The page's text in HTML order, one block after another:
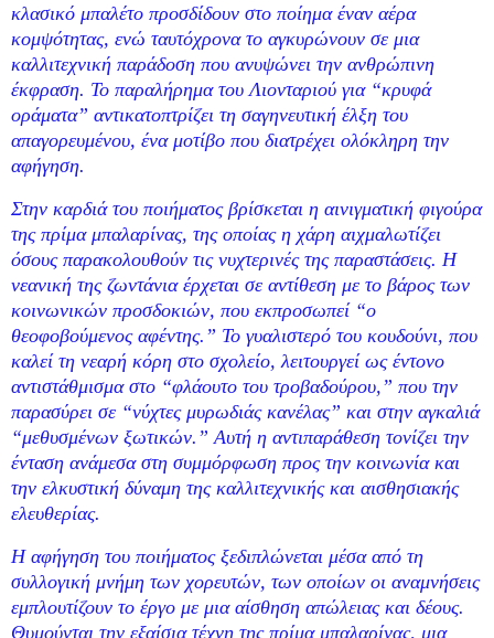
κλασικό μπαλέτο προσδίδουν στο ποίημα έναν αέρα
κομψότητας, ενώ ταυτόχρονα το αγκυρώνουν σε μια
καλλιτεχνική παράδοση που ανυψώνει την ανθρώπινη
έκφραση. Το παραλήρημα του Λιονταριού για “κρυφά
οράματα” αντικατοπτρίζει τη σαγηνευτική έλξη του
απαγορευμένου, ένα μοτίβο που διατρέχει ολόκληρη την
αφήγηση.
Στην καρδιά του ποιήματος βρίσκεται η αινιγματική φιγούρα
της πρίμα μπαλαρίνας, της οποίας η χάρη αιχμαλωτίζει
όσους παρακολουθούν τις νυχτερινές της παραστάσεις. Η
νεανική της ζωντάνια έρχεται σε αντίθεση με το βάρος των
κοινωνικών προσδοκιών, που εκπροσωπεί “ο
θεοφοβούμενος αφέντης.” Το γυαλιστερό του κουδούνι, που
καλεί τη νεαρή κόρη στο σχολείο, λειτουργεί ως έντονο
αντιστάθμισμα στο “φλάουτο του τροβαδούρου,” που την
παρασύρει σε “νύχτες μυρωδιάς κανέλας” και στην αγκαλιά
“μεθυσμένων ξωτικών.” Αυτή η αντιπαράθεση τονίζει την
ένταση ανάμεσα στη συμμόρφωση προς την κοινωνία και
την ελκυστική δύναμη της καλλιτεχνικής και αισθησιακής
ελευθερίας.
Η αφήγηση του ποιήματος ξεδιπλώνεται μέσα από τη
συλλογική μνήμη των χορευτών, των οποίων οι αναμνήσεις
εμπλουτίζουν το έργο με μια αίσθηση απώλειας και δέους.
Θυμούνται την εξαίσια τέχνη της πρίμα μπαλαρίνας, μια